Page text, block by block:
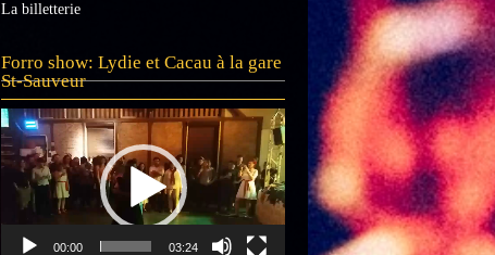
La billetterie
Forro show: Lydie et Cacau à la gare
St-Sauveur
Lecteur
vidéo
00:00 03:24